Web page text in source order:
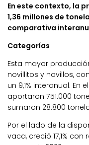
En este contexto, la
1,36 millones de
comparativa
Categorías
Esta mayor
novillitos y novillos,
un 9,1% interanual.
aportaron 751.000
sumaron 28.800
Por el lado de la
vaca, creció 17,1%